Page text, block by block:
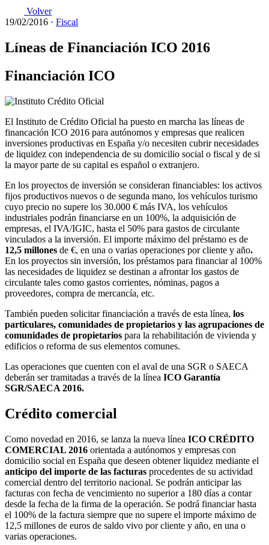
Volver
19/02/2016 · Fiscal
Líneas de Financiación ICO 2016
Financiación ICO
El Instituto de Crédito Oficial ha puesto en marcha las líneas de
financación ICO 2016 para autónomos y empresas que realicen
inversiones productivas en España y/o necesiten cubrir necesidades
de liquidez con independencia de su domicilio social o fiscal y de si
la mayor parte de su capital es español o extranjero.
En los proyectos de inversión se consideran financiables: los activos
fijos productivos nuevos o de segunda mano, los vehículos turismo
cuyo precio no supere los 30.000 € más IVA, los vehículos
industriales podrán financiarse en un 100%, la adquisición de
empresas, el IVA/IGIC, hasta el 50% para gastos de circulante
vinculados a la inversión. El importe máximo del préstamo es de
12,5 millones de €, en una o varias operaciones por cliente y año.
En los proyectos sin inversión, los préstamos para financiar al 100%
las necesidades de liquidez se destinan a afrontar los gastos de
circulante tales como gastos corrientes, nóminas, pagos a
proveedores, compra de mercancía, etc.
También pueden solicitar financiación a través de esta línea, los
particulares, comunidades de propietarios y las agrupaciones de
comunidades de propietarios para la rehabilitación de vivienda y
edificios o reforma de sus elementos comunes.
Las operaciones que cuenten con el aval de una SGR o SAECA
deberán ser tramitadas a través de la línea ICO Garantía
SGR/SAECA 2016.
Crédito comercial
Como novedad en 2016, se lanza la nueva línea ICO CRÉDITO
COMERCIAL 2016 orientada a autónomos y empresas con
domicilio social en España que deseen obtener liquidez mediante el
anticipo del importe de las facturas procedentes de su actividad
comercial dentro del territorio nacional. Se podrán anticipar las
facturas con fecha de vencimiento no superior a 180 días a contar
desde la fecha de la firma de la operación. Se podrá financiar hasta
el 100% de la factura siempre que no supere el importe máximo de
12,5 millones de euros de saldo vivo por cliente y año, en una o
varias operaciones.